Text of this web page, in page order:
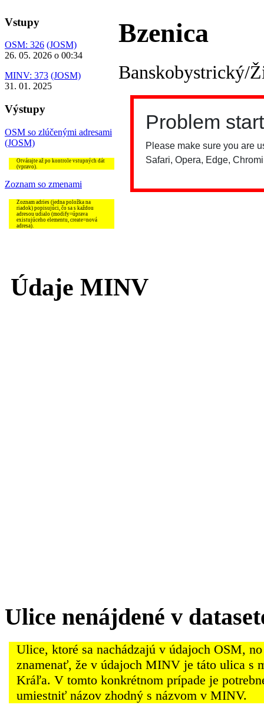
Vstupy
OSM: 326 (JOSM)
26. 05. 2026 o 00:34
MINV: 373 (JOSM)
31. 01. 2025
Výstupy
OSM so zlúčenými adresami
(JOSM)
Otvárajte až po kontrole vstupných dát
(vpravo).
Zoznam so zmenami
Zoznam adries (jedna položka na
riadok) popisujúci, čo sa s každou
adresou udialo (modify=úprava
existujúceho elementu, create=nová
adresa).
Bzenica
Banskobystrický/
Údaje MINV
Ulice nenájdené v
Ulice, ktoré sa nachádzajú v údajoch OSM,
znamenať, že v údajoch MINV je táto ulica s
Kráľa. V tomto konkrétnom prípade je
umiestniť názov zhodný s názvom v MINV.